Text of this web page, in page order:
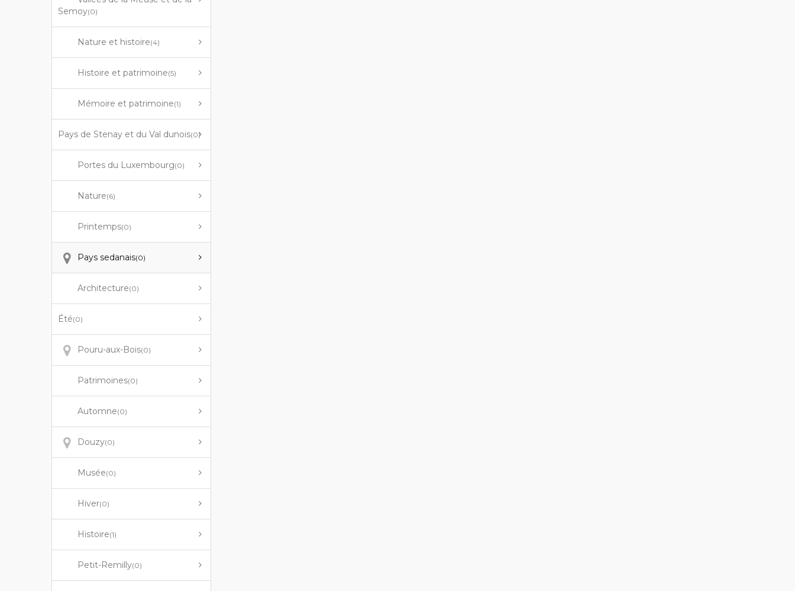
Semoy(0)
Nature et histoire(4)
Histoire et patrimoine(5)
Mémoire et patrimoine(1)
Pays de Stenay et du Val dunois(0)
Portes du Luxembourg(0)
Nature(6)
Printemps(0)
Pays sedanais(0)
Architecture(0)
Été(0)
Pouru-aux-Bois(0)
Patrimoines(0)
Automne(0)
Douzy(0)
Musée(0)
Hiver(0)
Histoire(1)
Petit-Remilly(0)